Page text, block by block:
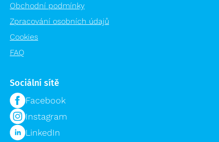
Obchodní podmínky
Zpracování osobních údajů
Cookies
FAQ
Sociální sítě
Facebook
Instagram
LinkedIn